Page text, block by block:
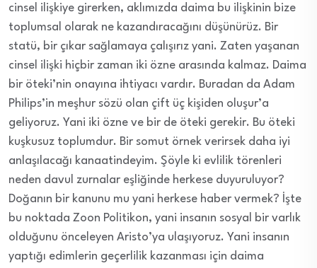
cinsel ilişkiye girerken, aklımızda daima bu ilişkinin bize
toplumsal olarak ne kazandıracağını düşünürüz. Bir
statü, bir çıkar sağlamaya çalışırız yani. Zaten yaşanan
cinsel ilişki hiçbir zaman iki özne arasında kalmaz. Daima
bir öteki’nin onayına ihtiyacı vardır. Buradan da Adam
Philips’in meşhur sözü olan çift üç kişiden oluşur’a
geliyoruz. Yani iki özne ve bir de öteki gerekir. Bu öteki
kuşkusuz toplumdur. Bir somut örnek verirsek daha iyi
anlaşılacağı kanaatindeyim. Şöyle ki evlilik törenleri
neden davul zurnalar eşliğinde herkese duyuruluyor?
Doğanın bir kanunu mu yani herkese haber vermek? İşte
bu noktada Zoon Politikon, yani insanın sosyal bir varlık
olduğunu önceleyen Aristo’ya ulaşıyoruz. Yani insanın
yaptığı edimlerin geçerlilik kazanması için daima